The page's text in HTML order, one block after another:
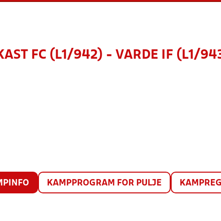
FC (L1/942) - VARDE IF (L1/
KAMPPROGRAM FOR PULJE